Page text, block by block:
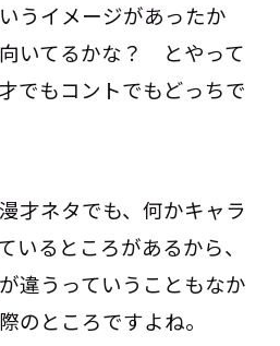
うイメージがあったか
いてるかな？ とやって
でもコントでもどっちで
才ネタでも、何かキャラ
いるところがあるから、
違うっていうこともなか
のところですよね。